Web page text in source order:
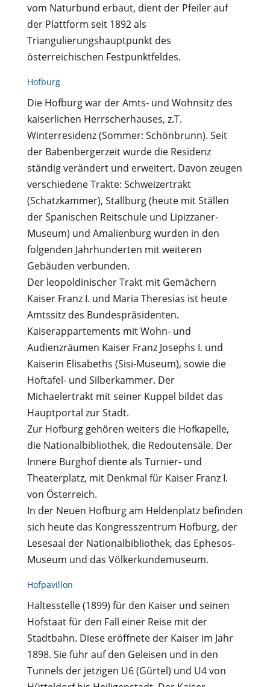
vom Naturbund erbaut, dient der Pfeiler auf
der Plattform seit 1892 als
Triangulierungshauptpunkt des
österreichischen Festpunktfeldes.
Hofburg
Die Hofburg war der Amts- und Wohnsitz des
kaiserlichen Herrscherhauses, z.T.
Winterresidenz (Sommer: Schönbrunn). Seit
der Babenbergerzeit wurde die Residenz
ständig verändert und erweitert. Davon zeugen
verschiedene Trakte: Schweizertrakt
(Schatzkammer), Stallburg (heute mit Ställen
der Spanischen Reitschule und Lipizzaner-
Museum) und Amalienburg wurden in den
folgenden Jahrhunderten mit weiteren
Gebäuden verbunden.
Der leopoldinischer Trakt mit Gemächern
Kaiser Franz I. und Maria Theresias ist heute
Amtssitz des Bundespräsidenten.
Kaiserappartements mit Wohn- und
Audienzräumen Kaiser Franz Josephs I. und
Kaiserin Elisabeths (Sisi-Museum), sowie die
Hoftafel- und Silberkammer. Der
Michaelertrakt mit seiner Kuppel bildet das
Hauptportal zur Stadt.
Zur Hofburg gehören weiters die Hofkapelle,
die Nationalbibliothek, die Redoutensäle. Der
Innere Burghof diente als Turnier- und
Theaterplatz, mit Denkmal für Kaiser Franz I.
von Österreich.
In der Neuen Hofburg am Heldenplatz befinden
sich heute das Kongresszentrum Hofburg, der
Lesesaal der Nationalbibliothek, das Ephesos-
Museum und das Völkerkundemuseum.
Hofpavillon
Haltesstelle (1899) für den Kaiser und seinen
Hofstaat für den Fall einer Reise mit der
Stadtbahn. Diese eröffnete der Kaiser im Jahr
1898. Sie fuhr auf den Geleisen und in den
Tunnels der jetzigen U6 (Gürtel) und U4 von